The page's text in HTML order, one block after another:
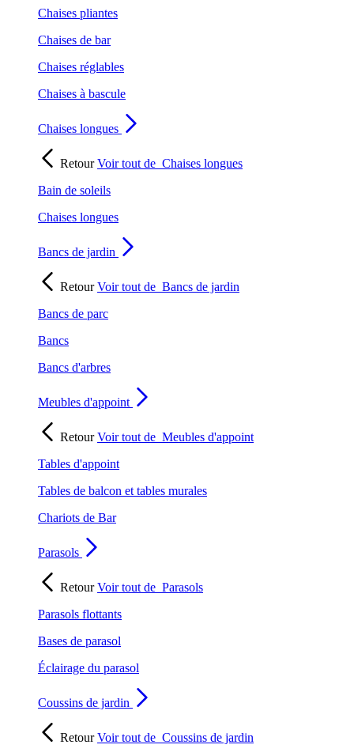
Chaises pliantes
Chaises de bar
Chaises réglables
Chaises à bascule
Chaises longues
RetourVoir tout de Chaises longues
Bain de soleils
Chaises longues
Bancs de jardin
RetourVoir tout de Bancs de jardin
Bancs de parc
Bancs
Bancs d'arbres
Meubles d'appoint
RetourVoir tout de Meubles d'appoint
Tables d'appoint
Tables de balcon et tables murales
Chariots de Bar
Parasols
RetourVoir tout de Parasols
Parasols flottants
Bases de parasol
Éclairage du parasol
Coussins de jardin
RetourVoir tout de Coussins de jardin